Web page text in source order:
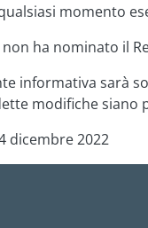
momento
ha nominato il
informativa sarà
modifiche siano
dicembre 2022